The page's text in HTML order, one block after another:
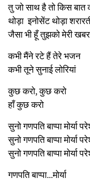
तु जो साथ है तो किस बात
थोड़ा इनोसेंट थोड़ा
जैसा भी हूँ तुझको मेरी
कभी मैंने रटे हैं तेरे भजन
कभी तूने सुनाई लोरियां
कुछ करो, कुछ करो
हाँ कुछ करो
सुनो गणपति बाप्पा मोर्या
सुनो गणपति बाप्पा मोर्या
सुनो गणपति बाप्पा मोर्या
गणपति बाप्पा...मोर्या